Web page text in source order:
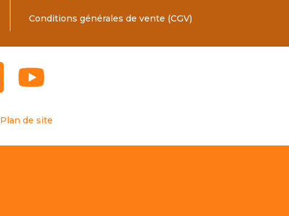
Conditions générales de vente (CGV)
Plan de site